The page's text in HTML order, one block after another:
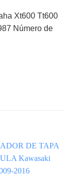
Xt600 Tt600
Número de